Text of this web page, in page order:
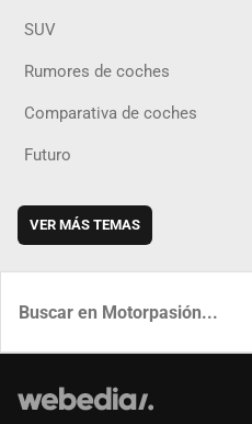
SUV
Rumores de coches
Comparativa de coches
Futuro
VER MÁS TEMAS